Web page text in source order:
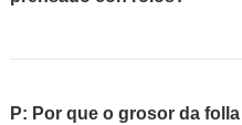
P: Por que o grosor da